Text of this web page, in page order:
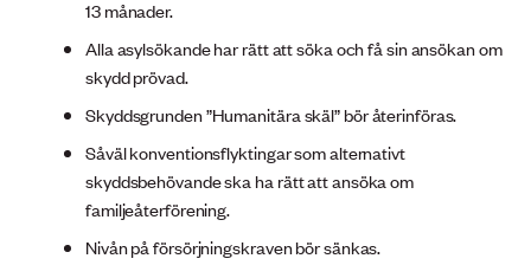
13 månader.
Alla asylsökande har rätt att söka och få sin ansökan om
skydd prövad.
Skyddsgrunden ”Humanitära skäl” bör återinföras.
Såväl konventionsflyktingar som alternativt
skyddsbehövande ska ha rätt att ansöka om
familjeåterförening.
Nivån på försörjningskraven bör sänkas.